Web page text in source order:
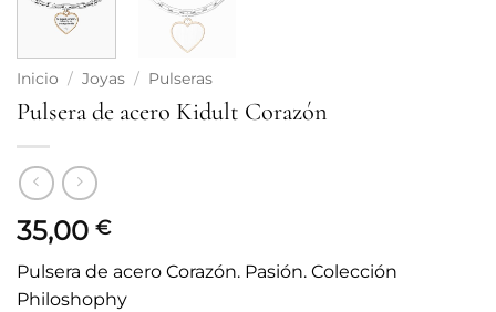
Inicio / Joyas / Pulseras
Pulsera de acero Kidult Corazón
35,00 €
Pulsera de acero Corazón. Pasión. Colección
Philoshophy